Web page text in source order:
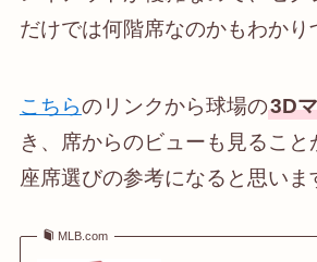
だけでは何階席なのかもわかり
こちらのリンクから球場の3D
き、席からのビューも見ること
座席選びの参考になると思いま
MLB.com